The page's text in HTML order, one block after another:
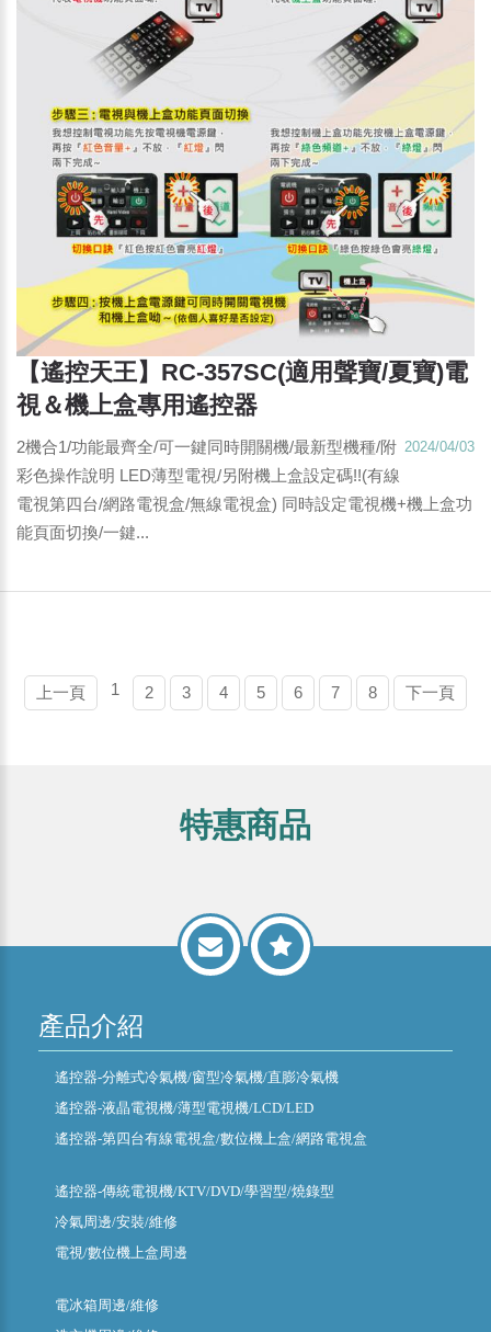
【遙控天王】RC-357SC(適用聲寶/夏寶)電
視＆機上盒專用遙控器
2024/04/03
2機合1/功能最齊全/可一鍵同時開關機/最新型機種/附
彩色操作說明 LED薄型電視/另附機上盒設定碼!!(有線
電視第四台/網路電視盒/無線電視盒) 同時設定電視機+機上盒功
能頁面切換/一鍵...
上一頁 1 2 3 4 5 6 7 8 下一頁
特惠商品
產品介紹
遙控器-分離式冷氣機/窗型冷氣機/直膨冷氣機
遙控器-液晶電視機/薄型電視機/LCD/LED
遙控器-第四台有線電視盒/數位機上盒/網路電視盒
遙控器-傳統電視機/KTV/DVD/學習型/燒錄型
冷氣周邊/安裝/維修
電視/數位機上盒周邊
電冰箱周邊/維修